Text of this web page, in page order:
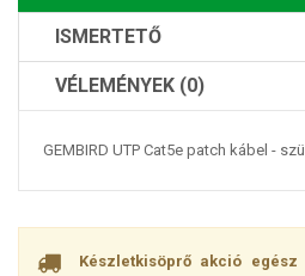
ISMERTETŐ
VÉLEMÉNYEK (0)
GEMBIRD UTP Cat5e patch kábel -
Készletkisöprő akció egész